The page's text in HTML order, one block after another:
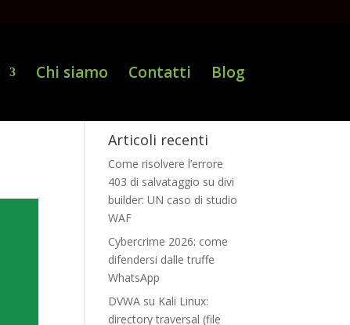
Chi siamo Contatti Blog
Articoli recenti
Come risolvere l’errore
403 di salvataggio su divi
builder: UN caso di studio
WAF
Cybercrime 2026: come
difendersi dalle truffe
WhatsApp
DVWA su Kali Linux:
directory traversal (file